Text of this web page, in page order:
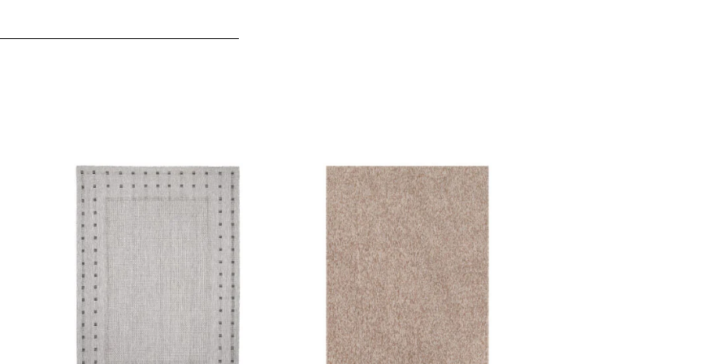
Benutzer relevant und ansprechend sind und somit wertvoller für Herausgeber und
Cookies sind solche, die analysiert werden und noch keiner Kategorie zugeordnet wurden.
Meine Einstellungen speichern Alle akzeptieren